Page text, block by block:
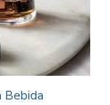
Bebida